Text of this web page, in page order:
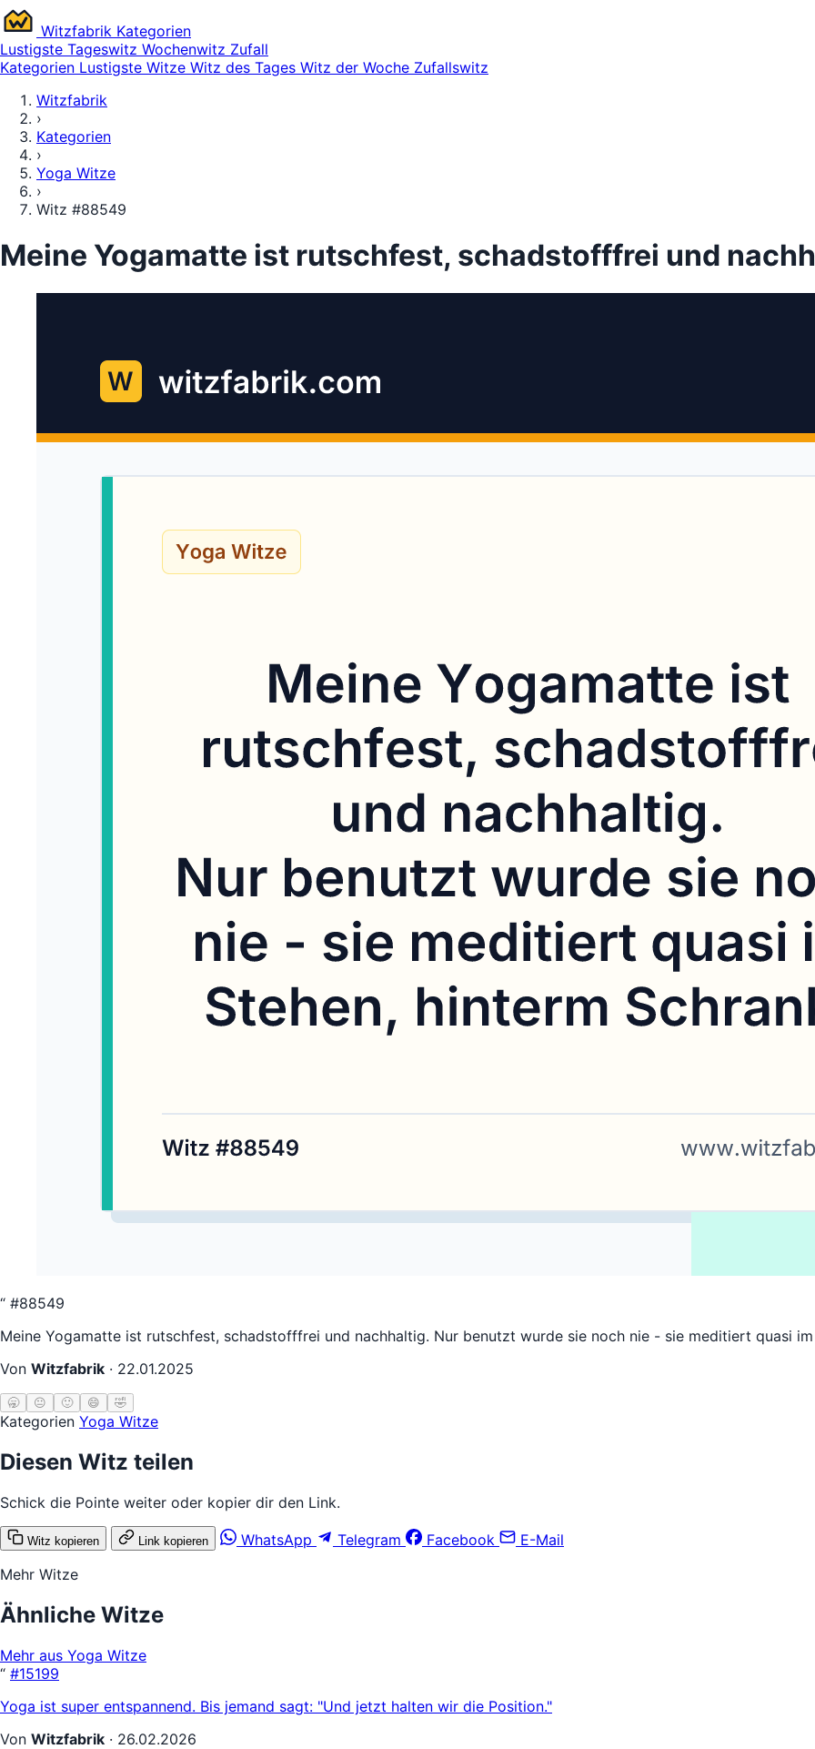
Witzfabrik Kategorien
Lustigste Tageswitz Wochenwitz Zufall
Kategorien Lustigste Witze Witz des Tages Witz der Woche Zufallswitz
Witzfabrik
›
Kategorien
›
Yoga Witze
›
Witz #88549
Meine Yogamatte ist rutschfest, schadstofffrei und
“ #88549
Meine Yogamatte ist rutschfest, schadstofffrei und nachhaltig. Nur benutzt wurde sie noch nie - sie meditiert quasi im
Von Witzfabrik · 22.01.2025
🥱 😐 🙂 😄 🤣
Kategorien Yoga Witze
Diesen Witz teilen
Schick die Pointe weiter oder kopier dir den Link.
Witz kopieren Link kopieren WhatsApp Telegram Facebook
E-Mail
Mehr Witze
Ähnliche Witze
Mehr aus Yoga Witze
“ #15199
Yoga ist super entspannend. Bis jemand sagt: "Und jetzt halten wir die Position."
Von Witzfabrik · 26.02.2026